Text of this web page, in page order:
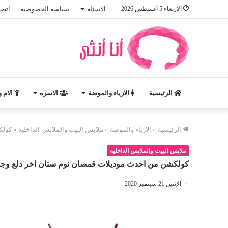
الأربعاء 5 أغسطس 2026 الاسئله سياسة الخصوصية
الرئيسية الازياء والموضة الاسره
الرئيسية » الازياء والموضة » ملابس البيت والملابس الداخليه »
ملابس البيت والملابس الداخليه
كولكشن من احدث موديلات قمصان نوم ستان اخر دلع
الإثنين 21 سبتمبر 2020